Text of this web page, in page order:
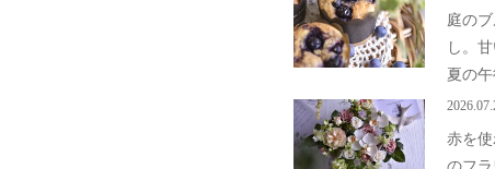
庭の
し。
夏の午
赤を